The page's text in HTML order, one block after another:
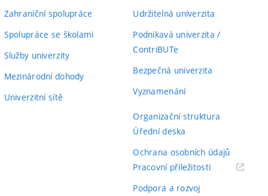
Zahraniční spolupráce
Spolupráce se školami
Služby univerzity
Mezinárodní dohody
Univerzitní sítě
Udržitelná univerzita
Podnikavá univerzita /
ContriBUTe
Bezpečná univerzita
Vyznamenání
Organizační struktura
Úřední deska
Ochrana osobních údajů
Pracovní příležitosti(externí
Podpora a rozvoj